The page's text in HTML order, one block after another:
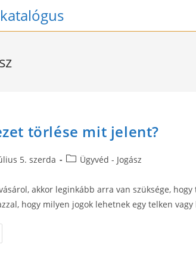
törlése mit jelent?
5. szerda
PostÜgyvéd - Jogász
akkor leginkább arra van szüksége,
hogy milyen jogok lehetnek egy telken